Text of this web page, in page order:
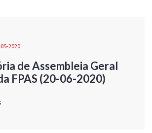
2020
de Assembleia Geral
FPAS (20-06-2020)